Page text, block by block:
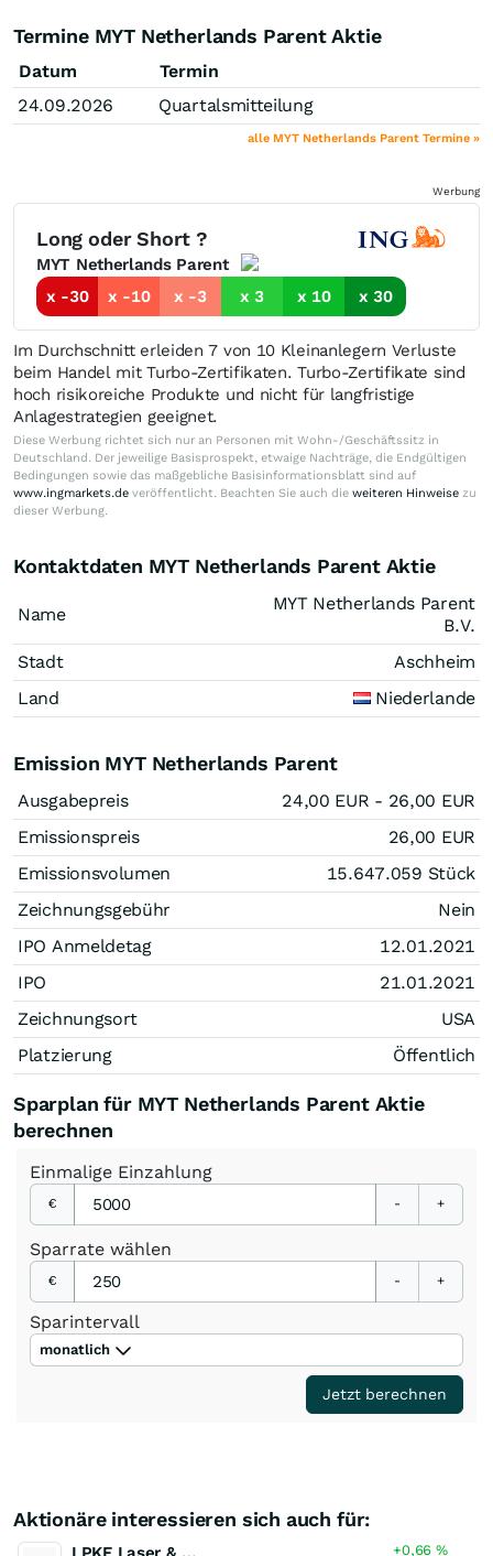
Termine MYT Netherlands Parent Aktie
Datum
Termin
24.09.2026
Quartalsmitteilung
alle MYT Netherlands Parent Termine »
Werbung
Long oder Short ?
MYT Netherlands Parent
x -30
x -10 x -3 x 3 x 10 x 30
Im Durchschnitt erleiden 7 von 10 Kleinanlegern Verluste
beim Handel mit Turbo-Zertifikaten. Turbo-Zertifikate sind
hoch risikoreiche Produkte und nicht für langfristige
Anlagestrategien geeignet.
Diese Werbung richtet sich nur an Personen mit Wohn-/Geschäftssitz in
Deutschland. Der jeweilige Basisprospekt, etwaige Nachträge, die Endgültigen
Bedingungen sowie das maßgebliche Basisinformationsblatt sind auf
www.ingmarkets.de veröffentlicht. Beachten Sie auch die weiteren Hinweise zu
dieser Werbung.
Kontaktdaten MYT Netherlands Parent Aktie
Name
MYT Netherlands Parent
B.V.
Stadt
Aschheim
Land
Niederlande
Emission MYT Netherlands Parent
Ausgabepreis 24,00 EUR - 26,00 EUR
Emissionspreis
26,00 EUR
Emissionsvolumen
15.647.059 Stück
Zeichnungsgebühr
Nein
IPO Anmeldetag
12.01.2021
IPO
21.01.2021
Zeichnungsort
USA
Platzierung
Öffentlich
Sparplan für MYT Netherlands Parent Aktie
berechnen
Einmalige Einzahlung
€ - +
Sparrate wählen
€ - +
Sparintervall
monatlich
Jetzt berechnen
Aktionäre interessieren sich auch für:
+0,66%